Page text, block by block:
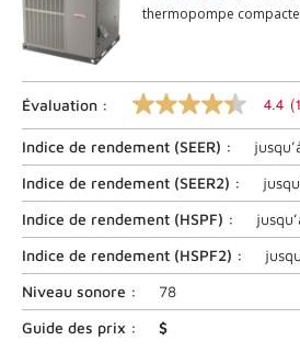
thermopompe
Évaluation :
4.4
sur
5
étoiles,
valeur
nominale
moyenne.
Lire
les
commentaires
1366
.
Lien
vers
4.4
Indice de rendement (SEER) :
Indice de rendement (SEER2) :
Indice de rendement (HSPF) :
Indice de rendement (HSPF2) :
Niveau sonore :
78
Guide des prix :
$